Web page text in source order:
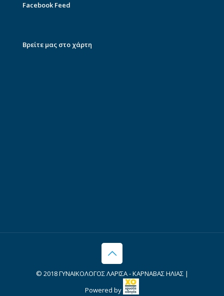
Facebook Feed
Βρείτε μας στο χάρτη
© 2018 ΓΥΝΑΙΚΟΛΟΓΟΣ ΛΑΡΙΣΑ - ΚΑΡΝΑΒΑΣ ΗΛΙΑΣ |
Powered by